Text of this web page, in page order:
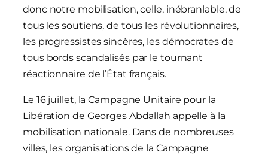
donc notre mobilisation, celle, inébranlable, de
tous les soutiens, de tous les révolutionnaires,
les progressistes sincères, les démocrates de
tous bords scandalisés par le tournant
réactionnaire de l’État français.
Le 16 juillet, la Campagne Unitaire pour la
Libération de Georges Abdallah appelle à la
mobilisation nationale. Dans de nombreuses
villes, les organisations de la Campagne